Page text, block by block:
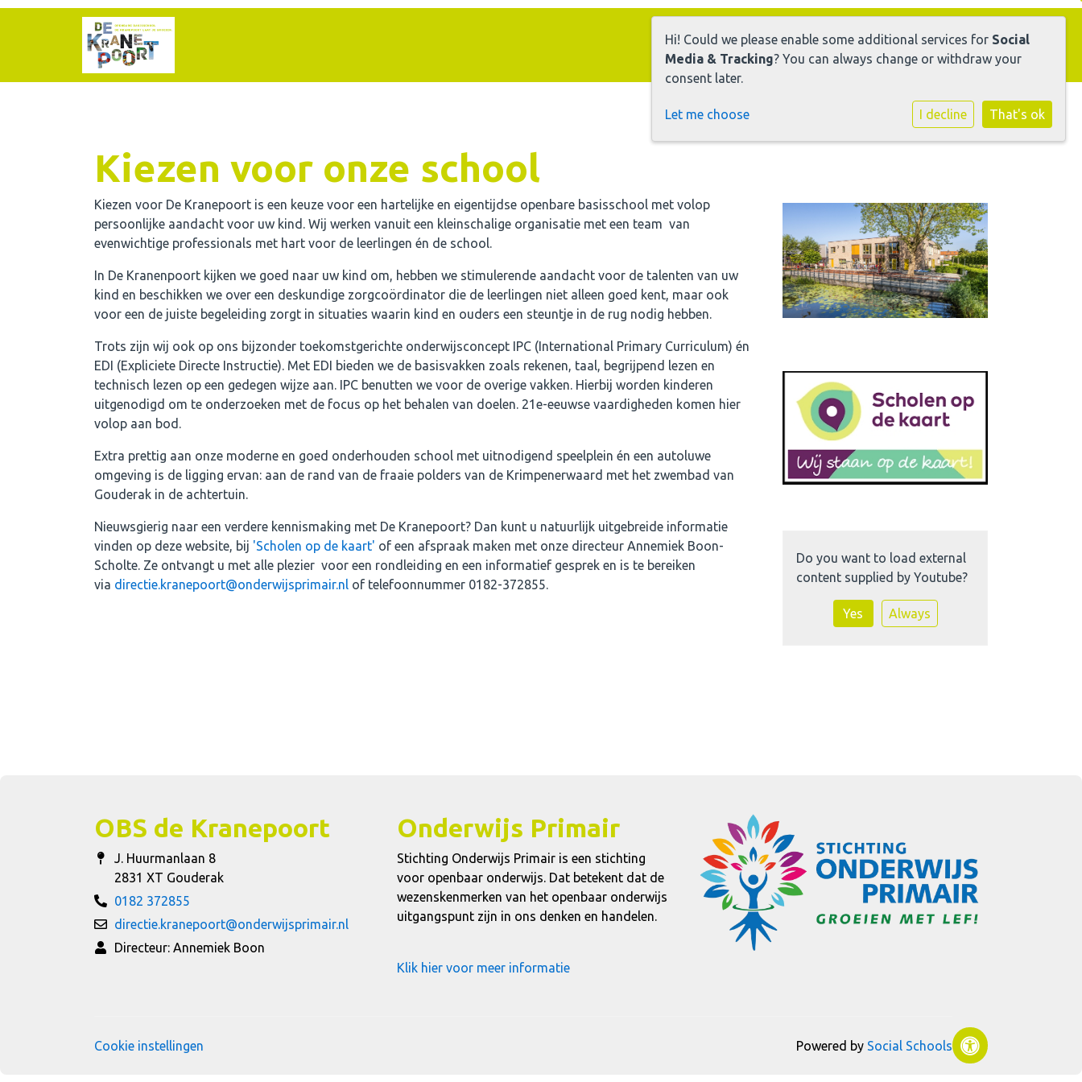
Onze school
Medezeggenschap
Vacatures
Ik zoek een school
Kiezen voor onze school
Kiezen voor De Kranepoort is een keuze voor een hartelijke en eigentijdse openbare basisschool met volop
persoonlijke aandacht voor uw kind. Wij werken vanuit een kleinschalige organisatie met een team van
evenwichtige professionals met hart voor de leerlingen én de school.
In De Kranenpoort kijken we goed naar uw kind om, hebben we stimulerende aandacht voor de talenten van uw
kind en beschikken we over een deskundige zorgcoördinator die de leerlingen niet alleen goed kent, maar ook
voor een de juiste begeleiding zorgt in situaties waarin kind en ouders een steuntje in de rug nodig hebben.
Trots zijn wij ook op ons bijzonder toekomstgerichte onderwijsconcept IPC (International Primary Curriculum) én
EDI (Expliciete Directe Instructie). Met EDI bieden we de basisvakken zoals rekenen, taal, begrijpend lezen en
technisch lezen op een gedegen wijze aan. IPC benutten we voor de overige vakken. Hierbij worden kinderen
uitgenodigd om te onderzoeken met de focus op het behalen van doelen. 21e-eeuwse vaardigheden komen hier
volop aan bod.
Extra prettig aan onze moderne en goed onderhouden school met uitnodigend speelplein én een autoluwe
omgeving is de ligging ervan: aan de rand van de fraaie polders van de Krimpenerwaard met het zwembad van
Gouderak in de achtertuin.
Nieuwsgierig naar een verdere kennismaking met De Kranepoort? Dan kunt u natuurlijk uitgebreide informatie
vinden op deze website, bij 'Scholen op de kaart' of een afspraak maken met onze directeur Annemiek Boon-
Scholte. Ze ontvangt u met alle plezier voor een rondleiding en een informatief gesprek en is te bereiken
via directie.kranepoort@onderwijsprimair.nl of telefoonnummer 0182-372855.
Do you want to load external
content supplied by Youtube?
Yes Always
OBS de Kranepoort
J. Huurmanlaan 8
2831 XT Gouderak
0182 372855
directie.kranepoort@onderwijsprimair.nl
Directeur: Annemiek Boon
Onderwijs Primair
Stichting Onderwijs Primair is een stichting
voor openbaar onderwijs. Dat betekent dat de
wezenskenmerken van het openbaar onderwijs
uitgangspunt zijn in ons denken en handelen.
Klik hier voor meer informatie
Cookie instellingen Powered by Social Schools
Hi! Could we please enable some additional services for Social
Media & Tracking? You can always change or withdraw your
consent later.
Let me choose I decline That's ok